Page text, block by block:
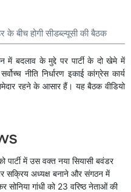
बीच होगी सीडब्ल्यूसी की बैठक
बदलाव के मुद्दे पर पार्टी के दो खेमे में
नीति निर्धारण इकाई कांग्रेस कार्य
रहने के आसार हैं। यह बैठक वीडियो
पार्टी में उस वक्त नया सियासी बवंडर
सक्रिय अध्यक्ष बनाने और संगठन में
गांधी को 23 वरिष्ठ नेताओं की